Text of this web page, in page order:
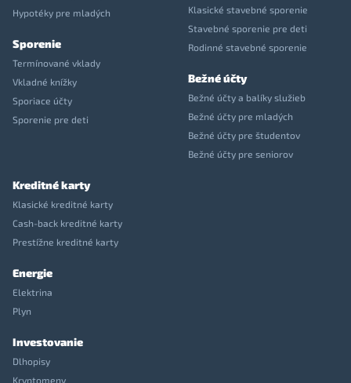
Hypotéky pre mladých
Sporenie
Termínované vklady
Vkladné knížky
Sporiace účty
Sporenie pre deti
Klasické stavebné sporenie
Stavebné sporenie pre deti
Rodinné stavebné sporenie
Bežné účty
Bežné účty a balíky služieb
Bežné účty pre mladých
Bežné účty pre študentov
Bežné účty pre seniorov
Kreditné karty
Klasické kreditné karty
Cash-back kreditné karty
Prestížne kreditné karty
Energie
Elektrina
Plyn
Investovanie
Dlhopisy
Kryptomeny